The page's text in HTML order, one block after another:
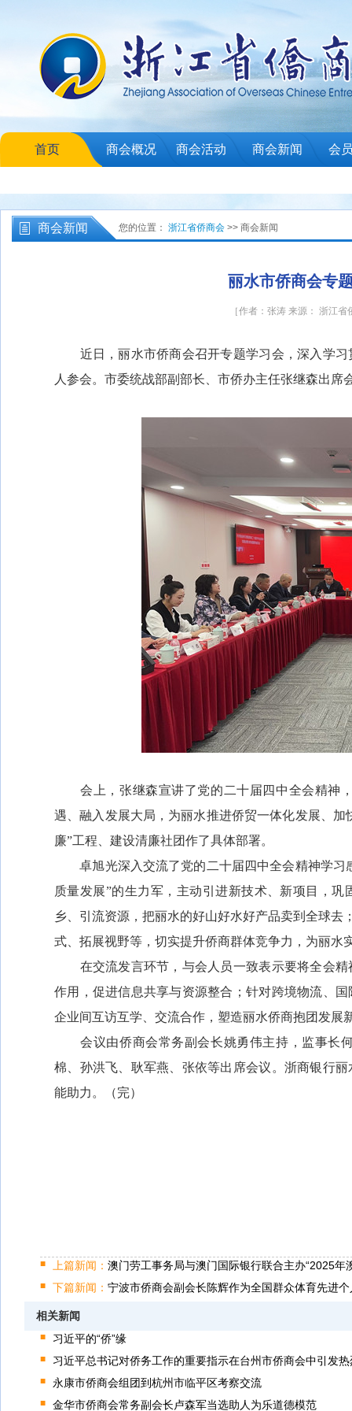
首页 商会概况 商会活动 商会新闻 会
商会新闻 您的位置： 浙江省侨商会 >> 商会新闻
丽水市侨商会专
［作者：张涛 来源： 浙江
近日，丽水市侨商会召开专题学习会，深入学习
人参会。市委统战部副部长、市侨办主任张继森出
会上，张继森宣讲了党的二十届四中全会精神，
遇、融入发展大局，为丽水推进侨贸一体化发展、
廉”工程、建设清廉社团作了具体部署。
卓旭光深入交流了党的二十届四中全会精神学习
质量发展”的生力军，主动引进新技术、新项目，
乡、引流资源，把丽水的好山好水好产品卖到全球
式、拓展视野等，切实提升侨商群体竞争力，为丽水
在交流发言环节，与会人员一致表示要将全会精
作用，促进信息共享与资源整合；针对跨境物流、
企业间互访互学、交流合作，塑造丽水侨商抱团发展
会议由侨商会常务副会长姚勇伟主持，监事长何
棉、孙洪飞、耿军燕、张依等出席会议。浙商银行
能助力。（完）
上篇新闻： 澳门劳工事务局与澳门国际银行联合主办“2025年
下篇新闻： 宁波市侨商会副会长陈辉作为全国群众体育先进
相关新闻
习近平的“侨”缘
习近平总书记对侨务工作的重要指示在台州市侨商会中引发
永康市侨商会组团到杭州市临平区考察交流
金华市侨商会常务副会长卢森军当选助人为乐道德模范